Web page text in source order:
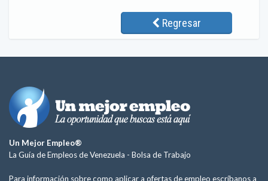
Regresar
Un Mejor Empleo®
La Guía de Empleos de Venezuela - Bolsa de Trabajo
Para información sobre como aplicar a ofertas de empleo escríbanos a